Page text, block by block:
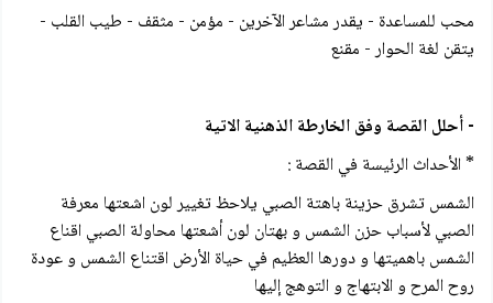
محب للمساعدة - يقدر مشاعر الآخرين - مؤمن - مثقف - طيب القلب -
يتقن لغة الحوار - مقنع
- أحلل القصة وفق الخارطة الذهنية الاتية
* الأحداث الرئيسة في القصة :
الشمس تشرق حزينة باهتة الصبي يلاحظ تغيير لون اشعتها معرفة
الصبي لأسباب حزن الشمس و بهتان لون أشعتها محاولة الصبي اقناع
الشمس باهميتها و دورها العظيم في حياة الأرض اقتناع الشمس و عودة
روح المرح و الابتهاج و التوهج إليها